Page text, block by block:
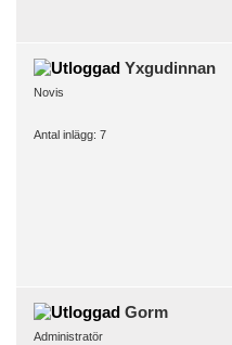
Yxgudinnan
Novis
Antal inlägg: 7
Gorm
Administratör